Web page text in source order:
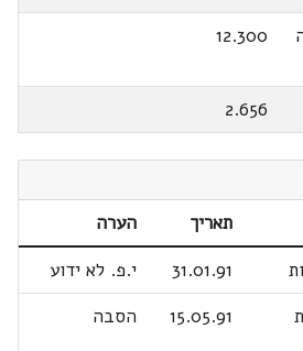
12.300
2.656
תאריך
הערה
31.01.91
י.פ. לא ידוע
15.05.91 הסבה